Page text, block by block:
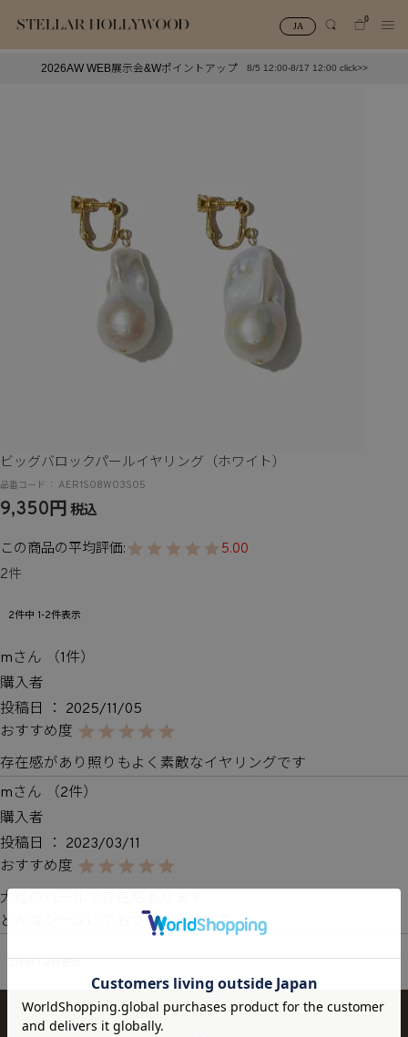
JA
0
2026AW WEB展示会&Wポイントアップ 8/5 12:00-8/17 12:00 click>>
ビッグバロックパールイヤリング（ホワイト）
AER1S08W03S05
9,350 税込
5.00
2
2件中 1-2件表示
m
1
購入者
投稿日
2025/11/05
存在感があり照りもよく素敵なイヤリングです
m
2
購入者
投稿日
2023/03/11
大粒のパールで存在感あります
どんなシーンにでもつけていけます